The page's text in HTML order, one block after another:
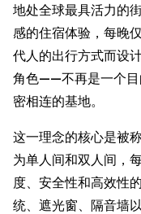
地处全球最具活力的
感的住宿体验，每晚
代人的出行方式而设
角色——不再是一个目
密相连的基地。
这一理念的核心是被
为单人间和双人间，
度、安全性和高效性
统、遮光窗、隔音墙